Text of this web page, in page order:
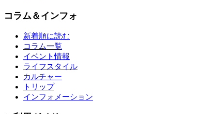
コラム＆インフォ
新着順に読む
コラム一覧
イベント情報
ライフスタイル
カルチャー
トリップ
インフォメーション